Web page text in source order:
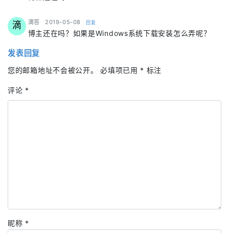
滴 滴答 says:
2019-05-08 回复
博主还在吗？如果是Windows系统下载安装怎么弄呢？
发表回复
您的邮箱地址不会被公开。 必填项已用 * 标注
评论 *
昵称 *